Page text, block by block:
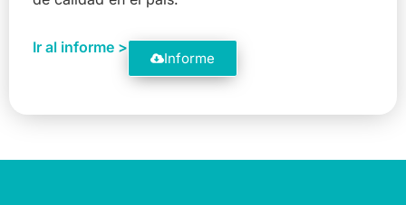
Ir al informe >
Informe